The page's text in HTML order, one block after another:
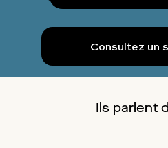
Consultez un
Ils parlent